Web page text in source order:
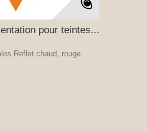
pour teintes...
Reflet chaud, rouge.